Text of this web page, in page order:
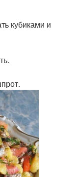
кубиками и